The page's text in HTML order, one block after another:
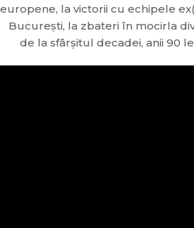
europene, la victorii cu echipele
București, la zbateri în mocirla
de la sfârșitul decadei, anii 90